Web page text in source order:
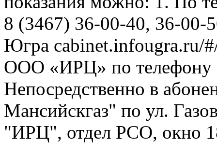
8 (3467) 36-00-40, 36-00-
Югра cabinet.infougra.ru/
ООО «ИРЦ» по телефону
Непосредственно в
Мансийскгаз" по ул.
"ИРЦ", отдел РСО, окно